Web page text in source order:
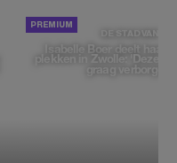
DE STAD VAN
Isabelle Boer deelt haar
plekken in Zwolle: 'Deze
graag verborgen'